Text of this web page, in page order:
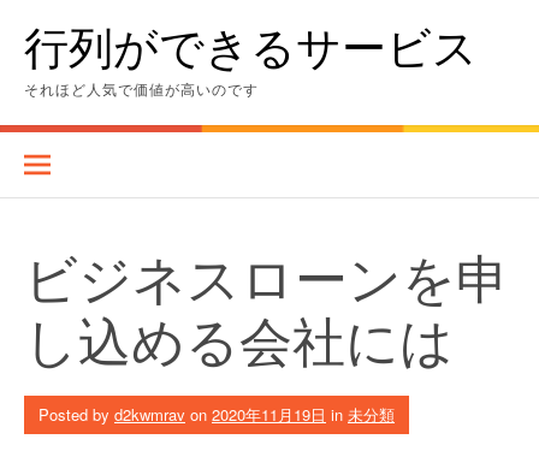
content行列ができるサービス
それほど人気で価値が高いのです
ビジネスローンを申
し込める会社には
Posted by d2kwmrav on 2020年11月19日 in 未分類